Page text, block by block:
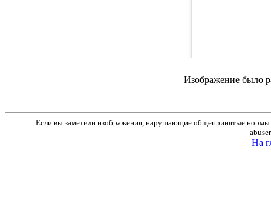
Изображение было
Если вы заметили изображения, нарушающие общепринятые нормы
На